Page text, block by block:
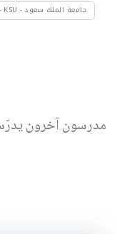
جامعة الملك سعود - King Saud University - KSU - السعودية
مدرسون آخرون